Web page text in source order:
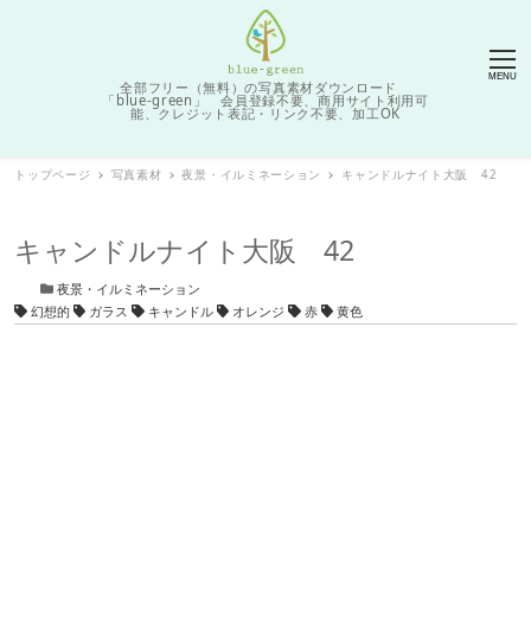
全部フリー（無料）の写真素材ダウンロード
「blue-green」 会員登録不要、商用サイト利用可
能、クレジット表記・リンク不要、加工OK
MENU
トップページ 写真素材 夜景・イルミネーション キャンドルナイト大阪 42
キャンドルナイト大阪 42
カテゴリー
夜景・イルミネーション
タグ幻想的 ガラス キャンドル オレンジ 赤 黄色